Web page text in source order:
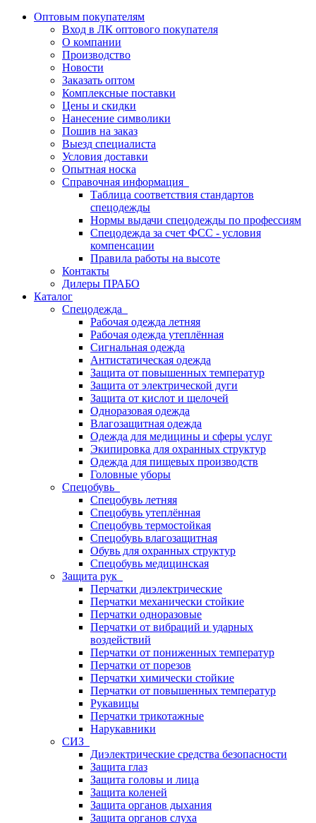
Оптовым покупателям
Вход в ЛК оптового покупателя
О компании
Производство
Новости
Заказать оптом
Комплексные поставки
Цены и скидки
Нанесение символики
Пошив на заказ
Выезд специалиста
Условия доставки
Опытная носка
Справочная информация
Таблица соответствия стандартов
спецодежды
Нормы выдачи спецодежды по профессиям
Спецодежда за счет ФСС - условия
компенсации
Правила работы на высоте
Контакты
Дилеры ПРАБО
Каталог
Спецодежда
Рабочая одежда летняя
Рабочая одежда утеплённая
Сигнальная одежда
Антистатическая одежда
Защита от повышенных температур
Защита от электрической дуги
Защита от кислот и щелочей
Одноразовая одежда
Влагозащитная одежда
Одежда для медицины и сферы услуг
Экипировка для охранных структур
Одежда для пищевых производств
Головные уборы
Спецобувь
Спецобувь летняя
Спецобувь утеплённая
Спецобувь термостойкая
Спецобувь влагозащитная
Обувь для охранных структур
Спецобувь медицинская
Защита рук
Перчатки диэлектрические
Перчатки механически стойкие
Перчатки одноразовые
Перчатки от вибраций и ударных
воздействий
Перчатки от пониженных температур
Перчатки от порезов
Перчатки химически стойкие
Перчатки от повышенных температур
Рукавицы
Перчатки трикотажные
Нарукавники
СИЗ
Диэлектрические средства безопасности
Защита глаз
Защита головы и лица
Защита коленей
Защита органов дыхания
Защита органов слуха